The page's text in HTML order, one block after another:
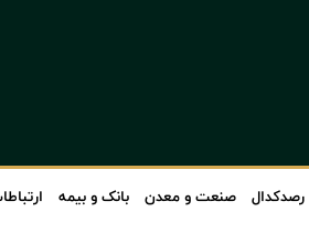
رصدکدال صنعت و معدن بانک و بیمه